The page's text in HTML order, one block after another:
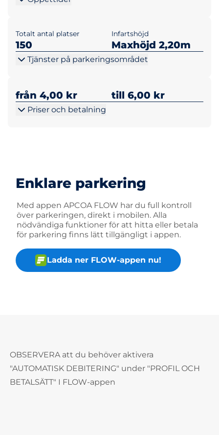
Totalt antal platser
150
Infartshöjd
Maxhöjd 2,20m
Tjänster på parkeringsområdet
från 4,00 kr till 6,00 kr
Priser och betalning
Enklare parkering
Med appen APCOA FLOW har du full kontroll
över parkeringen, direkt i mobilen. Alla
nödvändiga funktioner för att hitta eller betala
för parkering finns lätt tillgängligt i appen.
Ladda ner FLOW-appen nu!
OBSERVERA att du behöver aktivera
"AUTOMATISK DEBITERING" under "PROFIL OCH
BETALSÄTT" I FLOW-appen